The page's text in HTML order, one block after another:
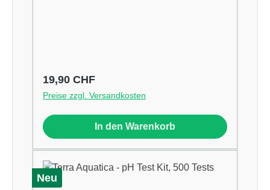
Regulärer Preis:
19,90 CHF
Preise zzgl. Versandkosten
In den Warenkorb
Neu